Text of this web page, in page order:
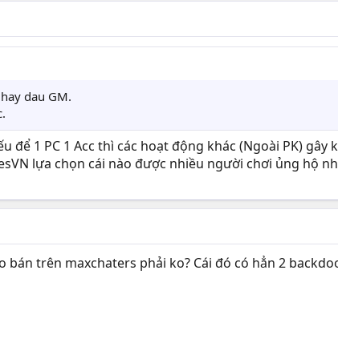
dau GM.
để 1 PC 1 Acc thì các hoạt động khác (Ngoài PK)
lựa chọn cái nào được nhiều người chơi ủng hộ
bán trên maxchaters phải ko? Cái đó có hẳn 2